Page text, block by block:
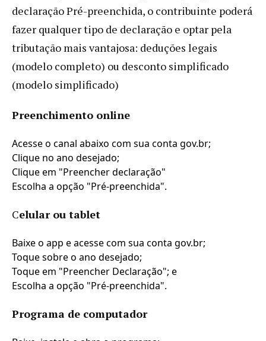
declaração Pré-preenchida, o contribuinte poderá
fazer qualquer tipo de declaração e optar pela
tributação mais vantajosa: deduções legais
(modelo completo) ou desconto simplificado
(modelo simplificado)
Preenchimento online
Acesse o canal abaixo com sua conta gov.br;
Clique no ano desejado;
Clique em "Preencher declaração"
Escolha a opção "Pré-preenchida".
Celular ou tablet
Baixe o app e acesse com sua conta gov.br;
Toque sobre o ano desejado;
Toque em "Preencher Declaração"; e
Escolha a opção "Pré-preenchida".
Programa de computador